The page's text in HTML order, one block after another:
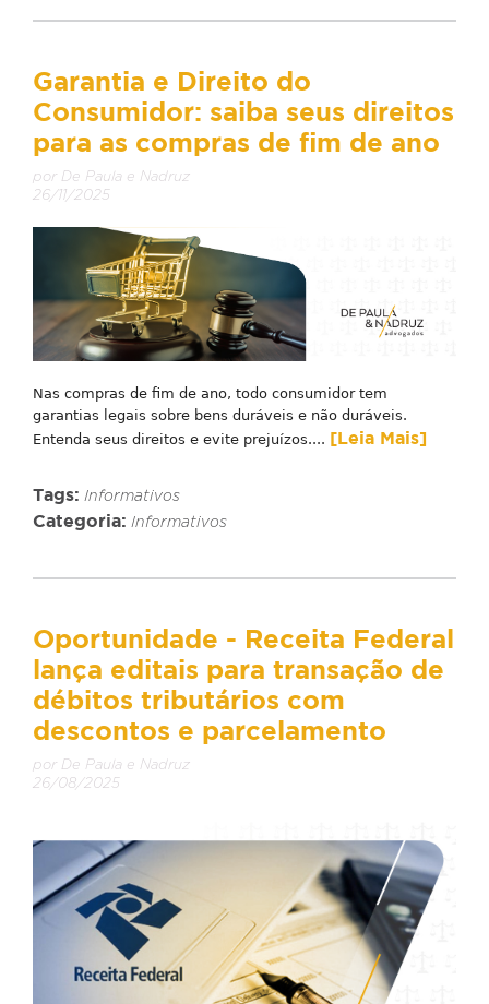
Garantia e Direito do
Consumidor: saiba seus direitos
para as compras de fim de ano
por De Paula e Nadruz
26/11/2025
Nas compras de fim de ano, todo consumidor tem
garantias legais sobre bens duráveis e não duráveis.
Entenda seus direitos e evite prejuízos.... [Leia Mais]
Tags: Informativos
Categoria: Informativos
Oportunidade - Receita Federal
lança editais para transação de
débitos tributários com
descontos e parcelamento
por De Paula e Nadruz
26/08/2025